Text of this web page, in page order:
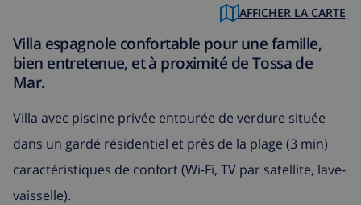
AFFICHER LA CARTE
Villa espagnole confortable pour une famille,
bien entretenue, et à proximité de Tossa de
Mar.
Villa avec piscine privée entourée de verdure située
dans un gardé résidentiel et près de la plage (3 min)
caractéristiques de confort (Wi-Fi, TV par satellite, lave-
vaisselle).